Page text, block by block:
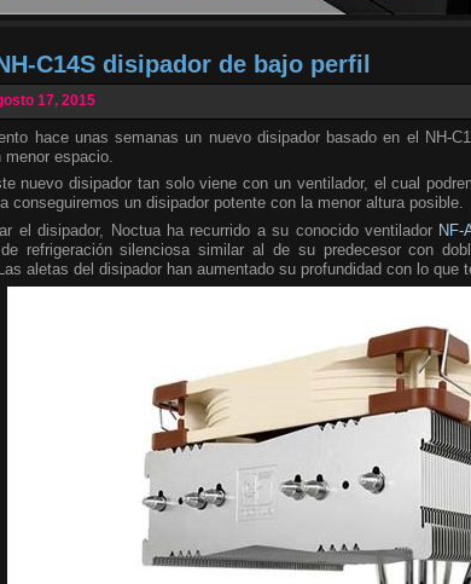
C14S disipador de bajo perfil
17, 2015
hace unas semanas un nuevo disipador basado en el NH-
espacio.
nuevo disipador tan solo viene con un ventilador, el cual
conseguiremos un disipador potente con la menor altura posible.
el disipador, Noctua ha recurrido a su conocido ventilador NF-
de refrigeración silenciosa similar al de su predecesor con
aletas del disipador han aumentado su profundidad con lo que